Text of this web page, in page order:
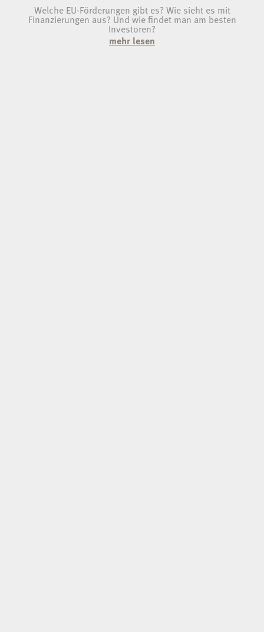
Welche EU-Förderungen gibt es? Wie sieht es mit
Finanzierungen aus? Und wie findet man am besten
Investoren?
mehr lesen